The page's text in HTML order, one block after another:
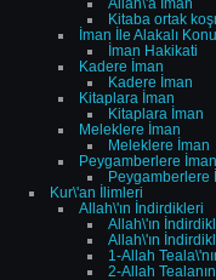
Allah\'a İman
Kitaba ortak
İman İle Alakalı
İman Hakikati
Kadere İman
Kadere İman
Kitaplara İman
Kitaplara İman
Meleklere İman
Meleklere İman
Peygamberlere İman
Peygamberlere
Kur\'an İlimleri
Allah\'ın İndirdikleri
Allah\'ın
Allah\'ın
1-Allah
2-Allah